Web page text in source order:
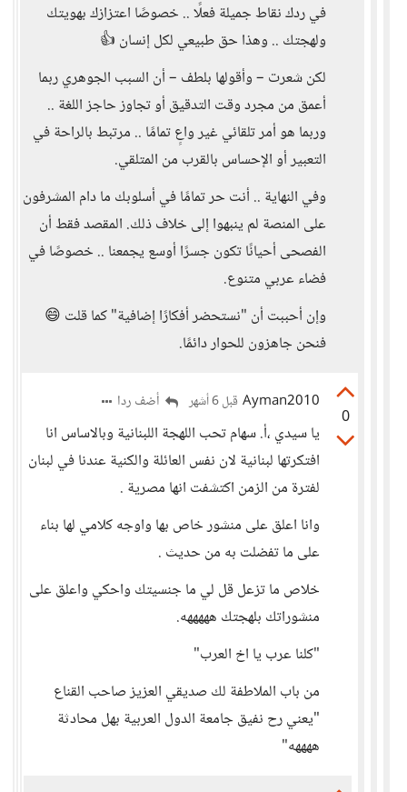
في ردك نقاط جميلة فعلًا .. خصوصًا اعتزازك بهويتك
ولهجتك .. وهذا حق طبيعي لكل إنسان 👍
لكن شعرت – وأقولها بلطف – أن السبب الجوهري ربما
أعمق من مجرد وقت التدقيق أو تجاوز حاجز اللغة ..
وربما هو أمر تلقائي غير واعٍ تمامًا .. مرتبط بالراحة في
التعبير أو الإحساس بالقرب من المتلقي.
وفي النهاية .. أنت حر تمامًا في أسلوبك ما دام المشرفون
على المنصة لم ينبهوا إلى خلاف ذلك. المقصد فقط أن
الفصحى أحيانًا تكون جسرًا أوسع يجمعنا .. خصوصًا في
فضاء عربي متنوع.
وإن أحببت أن "نستحضر أفكارًا إضافية" كما قلت 😄
فنحن جاهزون للحوار دائمًا.
0
Ayman2010 قبل 6 أشهر أضف ردا
يا سيدي ،أ. سهام تحب اللهجة اللبنانية وبالاساس انا
افتكرتها لبنانية لان نفس العائلة والكنية عندنا في لبنان
لفترة من الزمن اكتشفت انها مصرية .
وانا اعلق على منشور خاص بها واوجه كلامي لها بناء
على ما تفضلت به من حديث .
خلاص ما تزعل قل لي ما جنسيتك واحكي واعلق على
منشوراتك بلهجتك هههههه.
"كلنا عرب يا اخ العرب"
من باب الملاطفة لك صديقي العزيز صاحب القناع
"يعني رح نفيق جامعة الدول العربية بهل محادثة
ههههه"